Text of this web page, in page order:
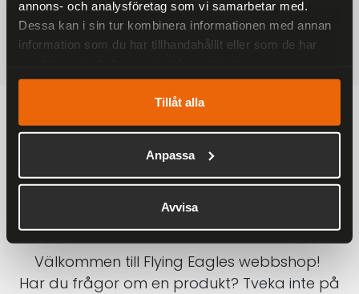
annons- och analysföretag som vi samarbetar med.
Dessa kan i sin tur kombinera informationen med annan
information som du har tillhandahållit eller som de har
Tillåt alla
Anpassa
Avvisa
SÄKRA BETALNINGAR
Betalkort, Klarna eller Swish
Välkommen till Flying Eagles webbshop!
Har du frågor om en produkt? Tveka inte på